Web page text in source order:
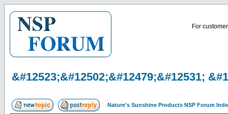
For
&#12523;&#12502;&#12479;&#12531;
Nature's Sunshine Products NSP Forum